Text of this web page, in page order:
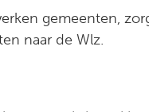
gemeenten,
naar de Wlz.